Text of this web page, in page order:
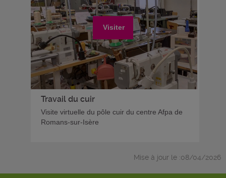
Visiter
Travail du cuir
Visite virtuelle du pôle cuir du centre Afpa de
Romans-sur-Isère
Mise à jour le :08/04/2026